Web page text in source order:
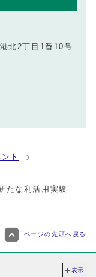
北2丁目1番10号
ト
たな利活用実験
ページの先頭へ戻る
表示